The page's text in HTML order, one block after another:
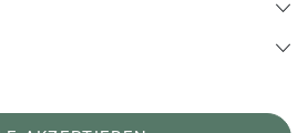
Alpenvereins (DAV) e.V.